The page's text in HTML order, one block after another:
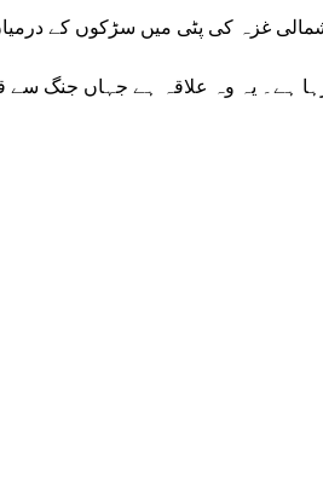
غزہ کی پٹی میں سڑکوں کے
رہا ہے۔ یہ وہ علاقہ ہے جہاں جنگ سے